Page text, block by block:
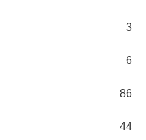
3
6
86
44